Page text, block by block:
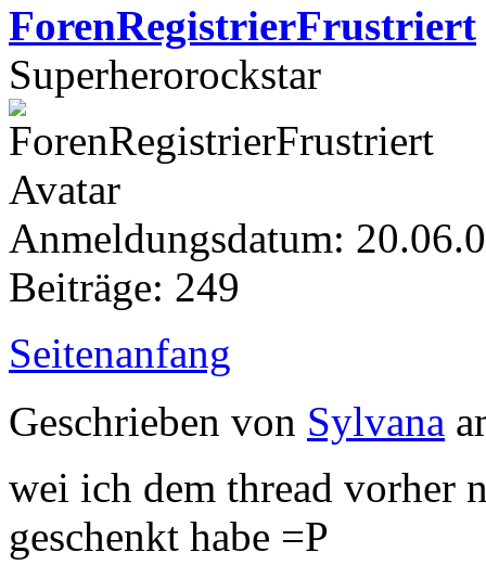
ForenRegistrierFrustriert
Superherorockstar
Anmeldungsdatum:
Beiträge: 249
Seitenanfang
Geschrieben von Sylvana
wei ich dem thread vorher
geschenkt habe =P